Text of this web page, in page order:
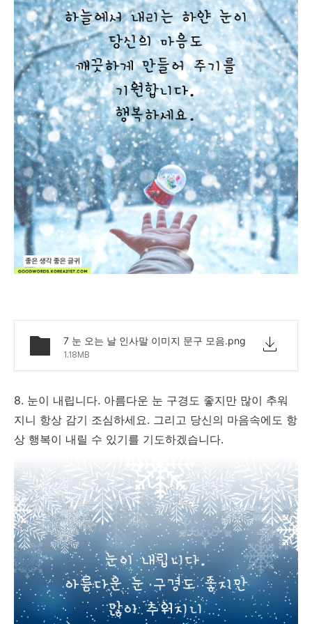
7 눈 오는 날 인사말 이미지 문구 모음.png
1.18MB
8. 눈이 내립니다. 아름다운 눈 구경도 좋지만 많이 추워
지니 항상 감기 조심하세요. 그리고 당신의 마음속에도 항
상 행복이 내릴 수 있기를 기도하겠습니다.